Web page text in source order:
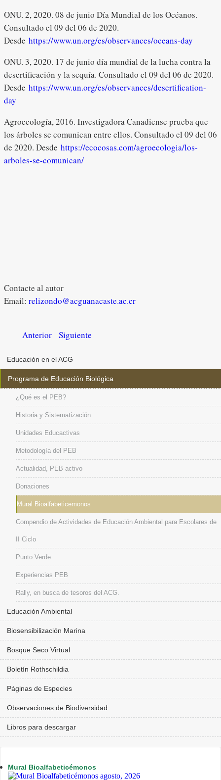
ONU. 2, 2020. 08 de junio Día Mundial de los Océanos.
Consultado el 09 del 06 de 2020.
Desde https://www.un.org/es/observances/oceans-day
ONU. 3, 2020. 17 de junio día mundial de la lucha contra la
desertificación y la sequía. Consultado el 09 del 06 de 2020.
Desde https://www.un.org/es/observances/desertification-
day
Agroecología, 2016. Investigadora Canadiense prueba que
los árboles se comunican entre ellos. Consultado el 09 del 06
de 2020. Desde https://ecocosas.com/agroecologia/los-
arboles-se-comunican/
Contacte al autor
Email: relizondo@acguanacaste.ac.cr
Anterior Siguiente
Educación en el ACG
Programa de Educación Biológica
¿Qué es el PEB?
Historia y Sistematización
Unidades Educactivas
Metodología del PEB
Actualidad, PEB activo
Donaciones
Mural Bioalfabeticemonos
Compendio de Actividades de Educación Ambiental para Escolares de
II Ciclo
Punto Verde
Experiencias PEB
Rally, en busca de tesoros del ACG.
Educación Ambiental
Biosensibilización Marina
Bosque Seco Virtual
Boletín Rothschildia
Páginas de Especies
Observaciones de Biodiversidad
Libros para descargar
Mural Bioalfabeticémonos